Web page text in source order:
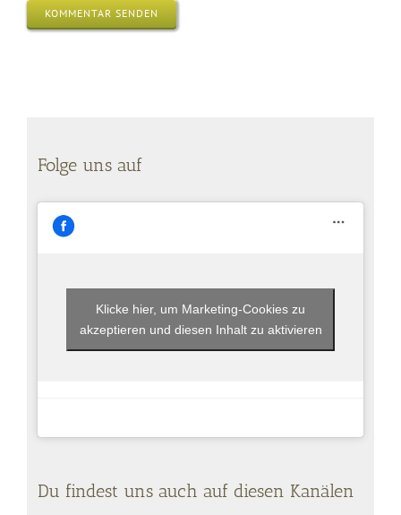
Folge uns auf
Klicke hier, um Marketing-Cookies zu
akzeptieren und diesen Inhalt zu aktivieren
Du findest uns auch auf diesen Kanälen